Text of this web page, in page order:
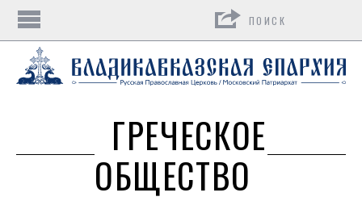
ГРЕЧЕСКОЕ
ОБЩЕСТВО